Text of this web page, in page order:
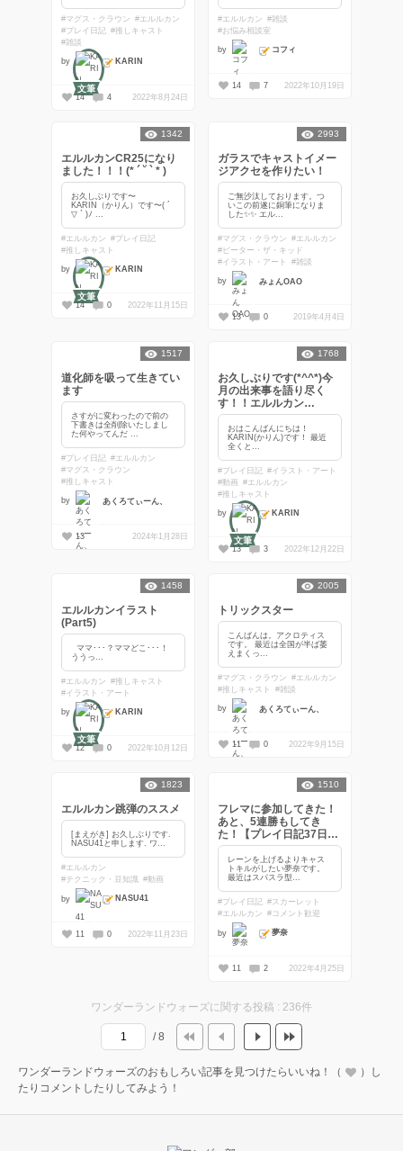
#マグス・クラウン #エルルカン
#プレイ日記 #推しキャスト
#雑談
by
文筆
KARIN
14 4 2022年8月24日
#エルルカン #雑談
#お悩み相談室
by コフィ
14 7 2022年10月19日
エルルカンCR25になり
ました！！！(* ´ ˘ ` * )
お久しぶりです〜
KARIN（かりん）です〜( ´
▽ ` )ﾉ ...
#エルルカン #プレイ日記
#推しキャスト
by
文筆
KARIN
1342
14 0 2022年11月15日
ガラスでキャストイメー
ジアクセを作りたい！
ご無沙汰しております。つ
いこの前遂に銅筆になりま
した✨✨ エル...
#マグス・クラウン #エルルカン
#ピーター・ザ・キッド
#イラスト・アート
#雑談
by みょんOAO
2993
13 0 2019年4月4日
道化師を吸って生きてい
ます
さすがに変わったので前の
下書きは全削除いたしまし
た何やってんだ ...
#プレイ日記 #エルルカン
#マグス・クラウン
#推しキャスト
by あくろてぃーん、
1517
13 2024年1月28日
お久しぶりです(*^^*)今
月の出来事を語り尽く
す！！エルルカン
CR27、フレマ、協奏、
配信、オフ会等々。イラ
ストも♪
おはこんばんにちは！
KARIN(かりん)です！ 最近
全くと...
#プレイ日記 #イラスト・アート
#動画 #エルルカン
#推しキャスト
by
文筆
KARIN
1768
13 3 2022年12月22日
エルルカンイラスト
(Part5)
ううっ...
#エルルカン #推しキャスト
#イラスト・アート
by
文筆
KARIN
1458
12 0 2022年10月12日
トリックスター
こんばんは。アクロティス
です。 最近は全国が半ば萎
えまくっ...
#マグス・クラウン #エルルカン
#推しキャスト
#雑談
by あくろてぃーん、
2005
11 0 2022年9月15日
エルルカン跳弾のススメ
[まえがき] お久しぶりです.
NASU41と申します. ワ...
#エルルカン
#テクニック・豆知識 #動画
by NASU41
1823
11 0 2022年11月23日
フレマに参加してきた！
あと、5連勝もしてき
た！【プレイ日記37日
目】
レーンを上げるよりキャス
トキルがしたい夢奈です。
最近はスパスラ型...
#プレイ日記 #スカーレット
#エルルカン #コメント歓迎
by 夢奈
1510
11 2 2022年4月25日
ワンダーランドウォーズに関する投稿 : 236件
/ 8
ワンダーランドウォーズのおもしろい記事を見つけたらいいね！（
）し
たりコメントしたりしてみよう！